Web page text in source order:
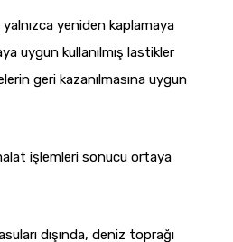
yeniden kaplamaya
uygun kullanılmış lastikler
geri kazanılmasına uygun
işlemleri sonucu ortaya
dışında, deniz toprağı